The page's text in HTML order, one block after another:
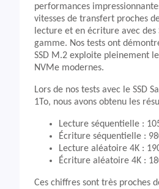
performances
vitesses de transfert proches
lecture et en écriture avec des
gamme. Nos tests ont
SSD M.2 exploite pleinement
NVMe modernes.
Lors de nos tests avec le SSD
1To, nous avons obtenu les
Lecture séquentielle :
Écriture séquentielle :
Lecture aléatoire 4K :
Écriture aléatoire 4K :
Ces chiffres sont très proches